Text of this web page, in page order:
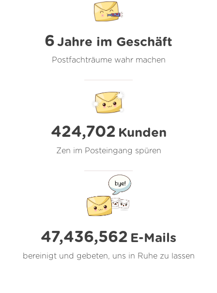
6 Jahre im Geschäft
Postfachträume wahr machen
424,702 Kunden
Zen im Posteingang spüren
47,436,563 E-Mails
bereinigt und gebeten, uns in Ruhe zu lassen